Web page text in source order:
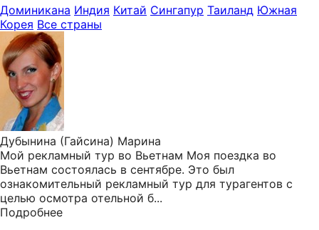
Доминикана Индия Китай Сингапур Таиланд Южная
Корея Все страны
Дубынина (Гайсина) Марина
Мой рекламный тур во Вьетнам Моя поездка во
Вьетнам состоялась в сентябре. Это был
ознакомительный рекламный тур для турагентов с
целью осмотра отельной б...
Подробнее